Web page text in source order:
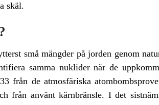
skäl.
små mängder på jorden genom
samma nuklider när de
från de atmosfäriska
från använt kärnbränsle. I det